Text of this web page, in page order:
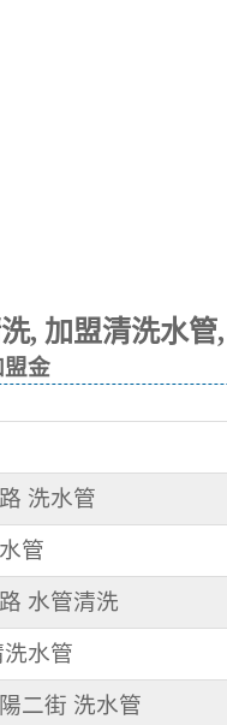
金
洗水管
管
水管清洗
水管
二街 洗水管